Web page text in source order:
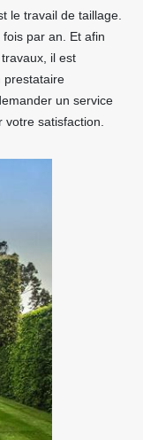
le travail de taillage.
par an. Et afin
il est
prestataire
un service
satisfaction.